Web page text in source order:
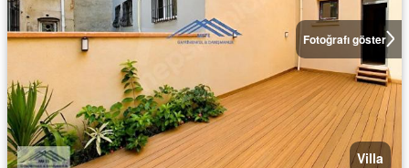
Fotoğrafı göster
Villa